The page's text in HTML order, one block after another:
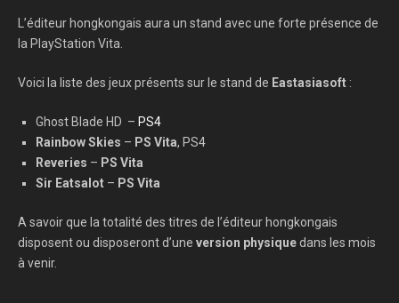
L’éditeur hongkongais aura un stand avec une forte présence de
la PlayStation Vita.
Voici la liste des jeux présents sur le stand de Eastasiasoft :
Ghost Blade HD – PS4
Rainbow Skies – PS Vita, PS4
Reveries – PS Vita
Sir Eatsalot – PS Vita
A savoir que la totalité des titres de l’éditeur hongkongais
disposent ou disposeront d’une version physiquedans les mois
à venir.